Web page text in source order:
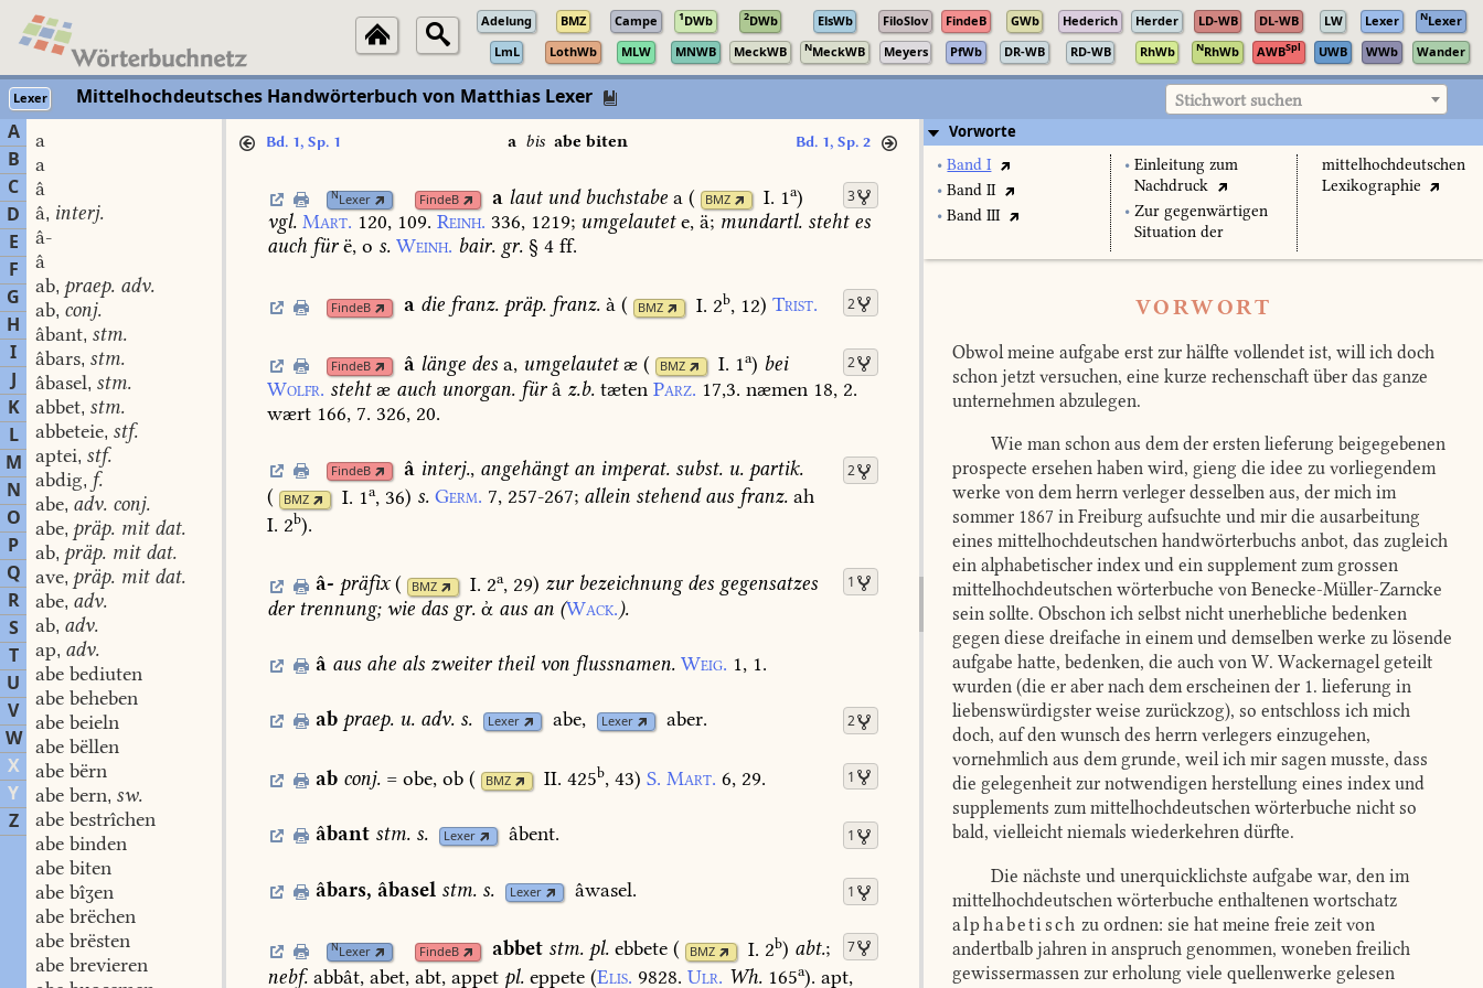
Adelung BMZ Campe 1DWb 2DWb ElsWb FiloSlov FindeB GWb Hederich Herder LD-WB DL-WB LW Lexer NLexer
LmL
LothWb MLW MNWB MeckWB NMeckWB Meyers PfWb DR-WB RD-WB RhWb NRhWb AWBSpl UWB WWb Wander
Lexer Mittelhochdeutsches Handwörterbuch von Matthias Lexer Stichwort suchen
A
B
C
D
E
F
G
H
I
J
K
L
M
N
O
P
Q
R
S
T
U
V
W
X
Y
Z
a
a
â
â, interj.
â-
â
ab, praep. adv.
ab, conj.
âbant, stm.
âbars, stm.
âbasel, stm.
abbet, stm.
abbeteie, stf.
aptei, stf.
abdig, f.
abe, adv. conj.
abe, präp. mit dat.
ab, präp. mit dat.
ave, präp. mit dat.
abe, adv.
ab, adv.
ap, adv.
abe bediuten
abe beheben
abe beieln
abe bëllen
abe bërn
abe bern, sw.
abe bestrîchen
abe binden
abe biten
abe bîʒen
abe brëchen
abe brësten
abe brevieren
Bd. 1, Sp. 1 a bis abe biten Bd. 1, Sp. 2
3
NLexer FindeB a lautundbuchstabe a ( BMZ I. 1a)
vgl. Mart. 120, 109. Reinh. 336, 1219; umgelautete, ä; mundartl. stehtes
auch fürë, o s. Weinh. bair. gr. § 4 ff.
2
FindeB a die franz. präp. franz. à ( BMZ I. 2b, 12) Trist.
2
FindeB â länge des a, umgelautetæ ( BMZ I. 1a) bei
Wolfr. stehtæ auch unorgan. fürâ z.b. tæten Parz. 17,3. næmen 18, 2.
wært 166, 7. 326, 20.
2
FindeB â interj., angehängtan imperat. subst. u. partik.
(
BMZ I. 1a, 36) s. Germ. 7, 257-267; allein stehendaus franz. ah
I. 2b).
1
â- präfix ( BMZ I. 2a, 29) zurbezeichnungdes gegensatzes
dertrennung; wie das gr. ἀ aus an (Wack.).
â ausahe alszweitertheilvonflussnamen. Weig. 1,1.
2
ab praep. u. adv. s. Lexer abe, Lexer aber.
1
ab conj.=obe,ob ( BMZ II. 425b, 43) S. Mart. 6, 29.
1
âbant stm. s. Lexer âbent.
1
âbars, âbasel stm. s. Lexer âwasel.
7
NLexer FindeB abbet stm. pl. ebbete ( BMZ I. 2b) abt.;
nebf. abbât, abet, abt, appet pl. eppete (Elis. 9828. Ulr. Wh. 165a). apt,
Vorworte
• Band I
• Band II
• Band III
• Einleitung zum
Nachdruck
• Zur gegenwärtigen
Situation der
mittelhochdeutschen
Lexikographie
VORWORT
Obwol meine aufgabe erst zur hälfte vollendet ist, will ich doch
schon jetzt versuchen, eine kurze rechenschaft über das ganze
unternehmen abzulegen.
Wie man schon aus dem der ersten lieferung beigegebenen
prospecte ersehen haben wird, gieng die idee zu vorliegendem
werke von dem herrn verleger desselben aus, der mich im
sommer 1867 in Freiburg aufsuchte und mir die ausarbeitung
eines mittelhochdeutschen handwörterbuchs anbot, das zugleich
ein alphabetischer index und ein supplement zum grossen
mittelhochdeutschen wörterbuche von Benecke-Müller-Zarncke
sein sollte. Obschon ich selbst nicht unerhebliche bedenken
gegen diese dreifache in einem und demselben werke zu lösende
aufgabe hatte, bedenken, die auch von W. Wackernagel geteilt
wurden (die er aber nach dem erscheinen der 1. lieferung in
liebenswürdigster weise zurückzog), so entschloss ich mich
doch, auf den wunsch des herrn verlegers einzugehen,
vornehmlich aus dem grunde, weil ich mir sagen musste, dass
die gelegenheit zur notwendigen herstellung eines index und
supplements zum mittelhochdeutschen wörterbuche nicht so
bald, vielleicht niemals wiederkehren dürfte.
Die nächste und unerquicklichste aufgabe war, den im
mittelhochdeutschen wörterbuche enthaltenen wortschatz
alphabetisch zu ordnen: sie hat meine freie zeit von
andertbalb jahren in anspruch genommen, woneben freilich
gewissermassen zur erholung viele quellenwerke gelesen